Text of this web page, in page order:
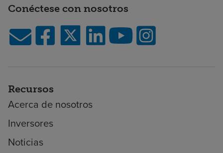
Conéctese con nosotros
Recursos
Acerca de nosotros
Inversores
Noticias